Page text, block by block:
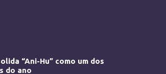
“Ani-Hu” como um dos
do ano